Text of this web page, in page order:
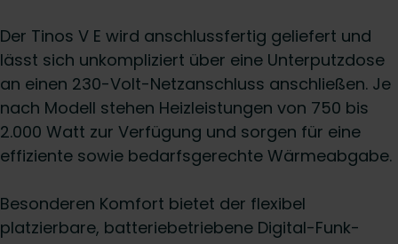
Der Tinos V E wird anschlussfertig geliefert und
lässt sich unkompliziert über eine Unterputzdose
an einen 230-Volt-Netzanschluss anschließen. Je
nach Modell stehen Heizleistungen von 750 bis
2.000 Watt zur Verfügung und sorgen für eine
effiziente sowie bedarfsgerechte Wärmeabgabe.
Besonderen Komfort bietet der flexibel
platzierbare, batteriebetriebene Digital-Funk-